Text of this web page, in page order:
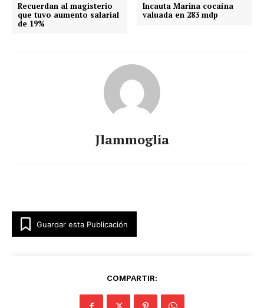
Recuerdan al magisterio
que tuvo aumento salarial
de 19%
Incauta Marina cocaína
valuada en 283 mdp
Jlammoglia
Guardar esta Publicación
COMPARTIR: